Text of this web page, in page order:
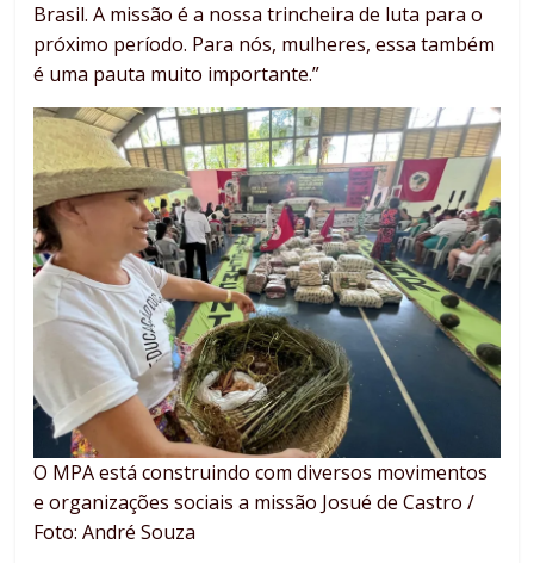
Brasil. A missão é a nossa trincheira de luta para o
próximo período. Para nós, mulheres, essa também
é uma pauta muito importante.”
O MPA está construindo com diversos movimentos
e organizações sociais a missão Josué de Castro /
Foto: André Souza